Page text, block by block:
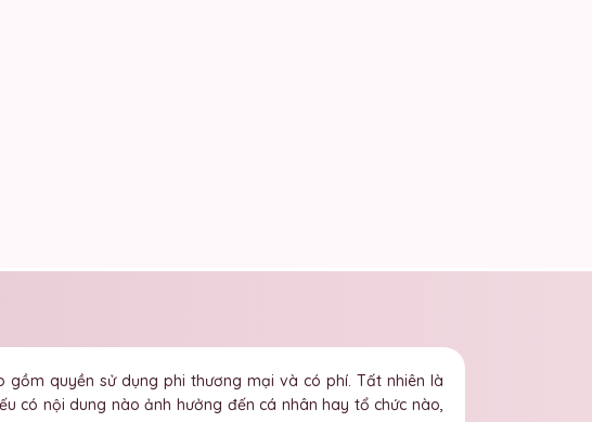
quyền sử dụng phi thương mại và có phí. Tất nhiên là
có nội dung nào ảnh hưởng đến cá nhân hay tổ chức nào,